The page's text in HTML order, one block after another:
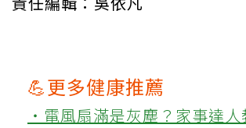
💪更多健康推薦
‧電風扇滿是灰塵？家事達人